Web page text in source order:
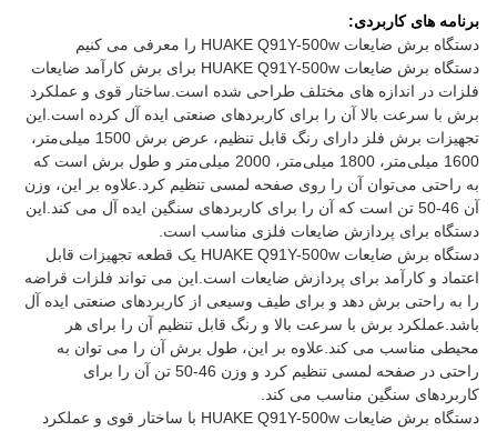
برنامه های کاربردی:
دستگاه برش ضایعات HUAKE Q91Y-500w را معرفی می کنیم
دستگاه برش ضایعات HUAKE Q91Y-500w برای برش کارآمد ضایعات
فلزات در اندازه های مختلف طراحی شده است.ساختار قوی و عملکرد
برش با سرعت بالا آن را برای کاربردهای صنعتی ایده آل کرده است.این
تجهیزات برش فلز دارای رنگ قابل تنظیم، عرض برش 1500 میلی‌متر،
1600 میلی‌متر، 1800 میلی‌متر، 2000 میلی‌متر و طول برش است که
به راحتی می‌توان آن را روی صفحه لمسی تنظیم کرد.علاوه بر این، وزن
آن 46-50 تن است که آن را برای کاربردهای سنگین ایده آل می کند.این
دستگاه برای پردازش ضایعات فلزی مناسب است.
دستگاه برش ضایعات HUAKE Q91Y-500w یک قطعه تجهیزات قابل
اعتماد و کارآمد برای پردازش ضایعات است.این می تواند فلزات قراضه
را به راحتی برش دهد و برای طیف وسیعی از کاربردهای صنعتی ایده آل
باشد.عملکرد برش با سرعت بالا و رنگ قابل تنظیم آن را برای هر
محیطی مناسب می کند.علاوه بر این، طول برش آن را می توان به
راحتی در صفحه لمسی تنظیم کرد و وزن 46-50 تن آن را برای
کاربردهای سنگین مناسب می کند.
دستگاه برش ضایعات HUAKE Q91Y-500w با ساختار قوی و عملکرد